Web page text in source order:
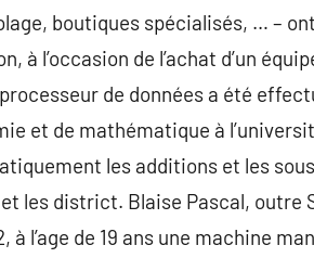
boutiques spécialisés, … –
à l’occasion de l’achat d’un
de données a été
et de mathématique à
les additions et les
les district. Blaise Pascal, outre
à l’age de 19 ans une machine